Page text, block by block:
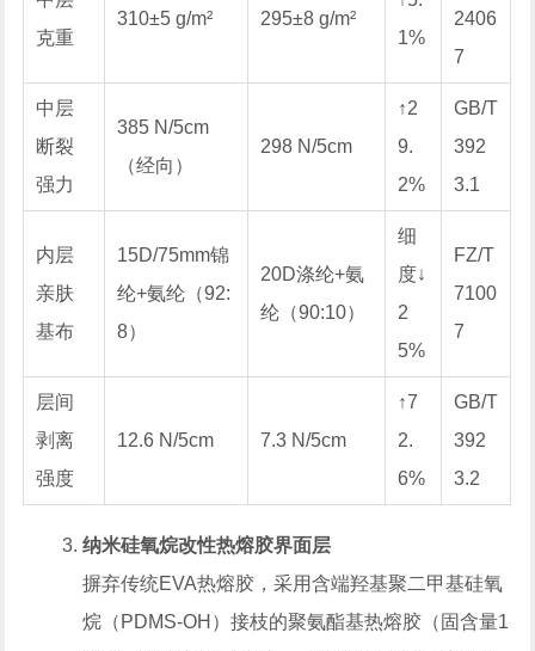
克重
310±5 g/m² 295±8 g/m²
1%
2406
7
中层
断裂
强力
385 N/5cm
（经向）
298 N/5cm
↑2
9.
2%
GB/T
392
3.1
内层
亲肤
基布
15D/75mm锦
纶+氨纶（92:
8）
20D涤纶+氨
纶（90:10）
细
度↓
2
5%
FZ/T
7100
7
层间
剥离
强度
12.6 N/5cm 7.3 N/5cm
↑7
2.
6%
GB/T
392
3.2
纳米硅氧烷改性热熔胶界面层
摒弃传统EVA热熔胶，采用含端羟基聚二甲基硅氧
烷（PDMS-OH）接枝的聚氨酯基热熔胶（固含量1